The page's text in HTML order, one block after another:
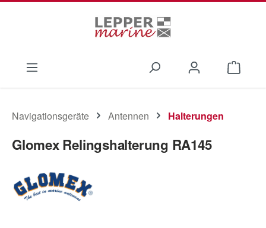
Navigationsgeräte Antennen Halterungen
Glomex Relingshalterung RA145